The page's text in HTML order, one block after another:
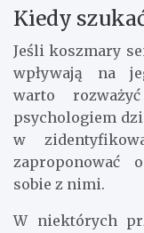
Kiedy
Jeśli koszmary
wpływają na
warto
psychologiem
w
zaproponować
sobie z nimi.
W niektórych